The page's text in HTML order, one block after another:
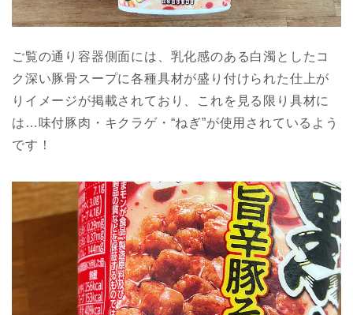
ご覧の通り容器側面には、乳化感のある白濁としたコ
ク深い豚骨スープに各種具材が盛り付けられた仕上が
りイメージが掲載されており、これを見る限り具材に
は…味付豚肉・キクラゲ・“ねぎ”が使用されているよう
です！